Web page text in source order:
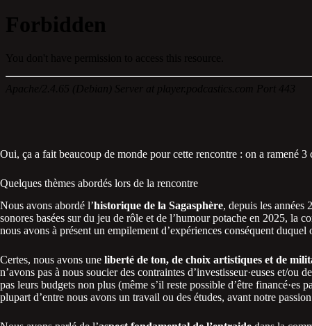
Oui, ça a fait beaucoup de monde pour cette rencontre : on a ramené 3
Quelques thèmes abordés lors de la rencontre
Nous avons abordé l’historique de la Sagasphère, depuis les années
sonores basées sur du jeu de rôle et de l’humour potache en 2025, la
nous avons à présent un empilement d’expériences conséquent duquel
Certes, nous avons une liberté de ton, de choix artistiques et de
n’avons pas à nous soucier des contraintes d’investisseur·euses et/
pas leurs budgets non plus (même s’il reste possible d’être
plupart d’entre nous avons un travail ou des études, avant notre